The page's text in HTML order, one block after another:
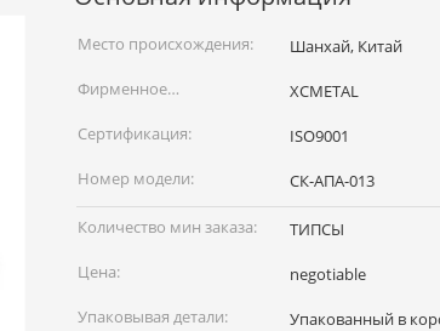
Место происхождения:
Шанхай, Китай
Фирменное
наименование:
XCMETAL
Сертификация:
ISO9001
Номер модели:
СК-АПА-013
Количество мин заказа:
ТИПСЫ
Цена:
negotiable
Упаковывая детали:
Упакованный в